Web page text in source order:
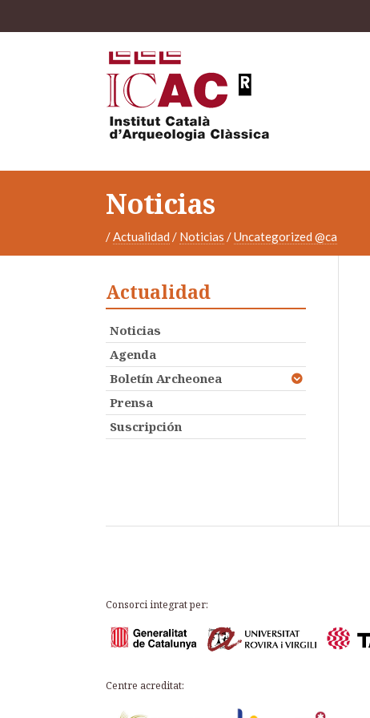
Noticias
/Actualidad / Noticias /Uncategorized @ca
Actualidad
Noticias
Agenda
Boletín Archeonea
Prensa
Suscripción
Consorci integrat per:
Centre acreditat: